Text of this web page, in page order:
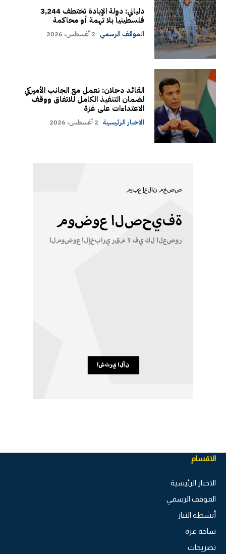
دلياني: دولة الإبادة تختطف 3,244
فلسطينياً بلا تهمة أو محاكمة
الموقف الرسمي 2 أغسطس، 2026
القائد دحلان: نعمل مع الجانب الأميركي
لضمان التنفيذ الكامل للاتفاق ووقف
الاعتداءات على غزة
الاخبار الرئيسية 2 أغسطس، 2026
الاقسام
الاخبار الرئيسية
الموقف الرسمي
أنشطة التيار
ساحة غزة
تصريحات